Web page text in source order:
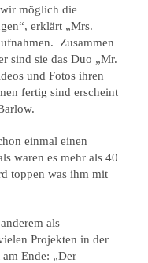
möglich die
erklärt „Mrs.
Zusammen
sind sie das Duo „Mr.
und Fotos ihren
fertig sind erscheint
einmal einen
waren es mehr als 40
toppen was ihm mit
als
Projekten in der
Ende: „Der